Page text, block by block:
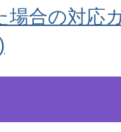
場合の対応